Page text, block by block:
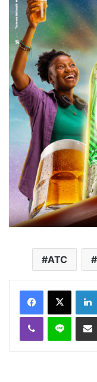
ATC
FacebookX
Viber Ligne